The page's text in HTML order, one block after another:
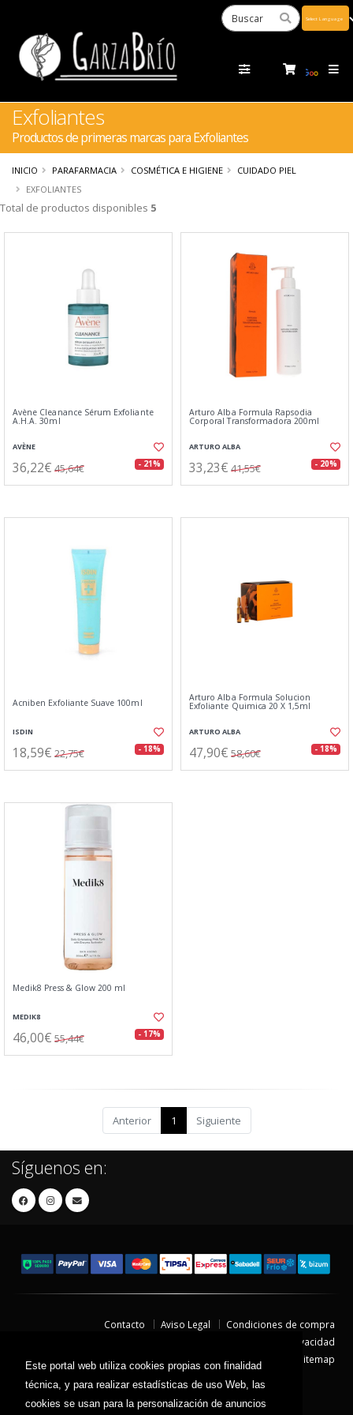
Este portal web utiliza cookies propias con finalidad
técnica, y para realizar estadísticas de uso Web, las
cookies se usan para la personalización de anuncios
Exfoliantes
Productos de primeras marcas para Exfoliantes
INICIO PARAFARMACIA COSMÉTICA E HIGIENE
CUIDADO PIEL
EXFOLIANTES
Total de productos disponibles 5
Avène Cleanance Sérum Exfoliante
A.H.A. 30ml
AVÈNE
36,22€ 45,64€ - 21%
Arturo Alba Formula Rapsodia
Corporal Transformadora 200ml
ARTURO ALBA
33,23€ 41,55€ - 20%
Acniben Exfoliante Suave 100ml
ISDIN
18,59€ 22,75€ - 18%
Arturo Alba Formula Solucion
Exfoliante Quimica 20 X 1,5ml
ARTURO ALBA
47,90€ 58,60€ - 18%
Medik8 Press & Glow 200 ml
MEDIK8
46,00€ 55,44€ - 17%
Anterior 1 Siguiente
Síguenos en:
Contacto Aviso Legal
Condiciones de compra
Política de Privacidad
Política de Cookies
Sitemap
© 2026 - Todos los derechos reservados.